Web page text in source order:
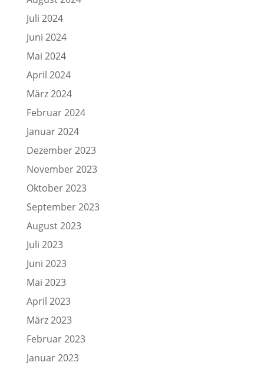
Juli 2024
Juni 2024
Mai 2024
April 2024
März 2024
Februar 2024
Januar 2024
Dezember 2023
November 2023
Oktober 2023
September 2023
August 2023
Juli 2023
Juni 2023
Mai 2023
April 2023
März 2023
Februar 2023
Januar 2023